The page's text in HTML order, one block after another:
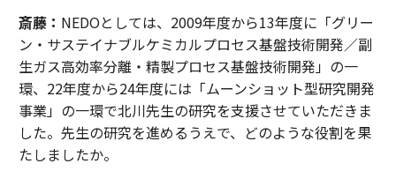
斎藤： NEDOとしては、2009年度から13年度に「グリー
ン・サステイナブルケミカルプロセス基盤技術開発／副
生ガス高効率分離・精製プロセス基盤技術開発」の一
環、22年度から24年度には「ムーンショット型研究開発
事業」の一環で北川先生の研究を支援させていただきま
した。先生の研究を進めるうえで、どのような役割を果
たしましたか。